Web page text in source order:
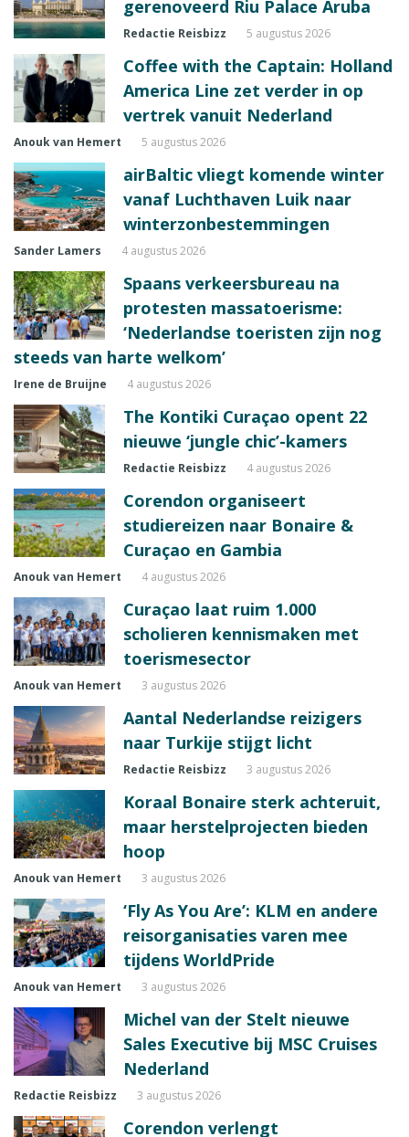
gerenoveerd Riu Palace Aruba
Redactie Reisbizz 5 augustus 2026
Coffee with the Captain: Holland
America Line zet verder in op
vertrek vanuit Nederland
Anouk van Hemert 5 augustus 2026
airBaltic vliegt komende winter
vanaf Luchthaven Luik naar
winterzonbestemmingen
Sander Lamers 4 augustus 2026
Spaans verkeersbureau na
protesten massatoerisme:
‘Nederlandse toeristen zijn nog
steeds van harte welkom’
Irene de Bruijne 4 augustus 2026
The Kontiki Curaçao opent 22
nieuwe ‘jungle chic’-kamers
Redactie Reisbizz 4 augustus 2026
Corendon organiseert
studiereizen naar Bonaire &
Curaçao en Gambia
Anouk van Hemert 4 augustus 2026
Curaçao laat ruim 1.000
scholieren kennismaken met
toerismesector
Anouk van Hemert 3 augustus 2026
Aantal Nederlandse reizigers
naar Turkije stijgt licht
Redactie Reisbizz 3 augustus 2026
Koraal Bonaire sterk achteruit,
maar herstelprojecten bieden
hoop
Anouk van Hemert 3 augustus 2026
‘Fly As You Are’: KLM en andere
reisorganisaties varen mee
tijdens WorldPride
Anouk van Hemert 3 augustus 2026
Michel van der Stelt nieuwe
Sales Executive bij MSC Cruises
Nederland
Redactie Reisbizz 3 augustus 2026
Corendon verlengt